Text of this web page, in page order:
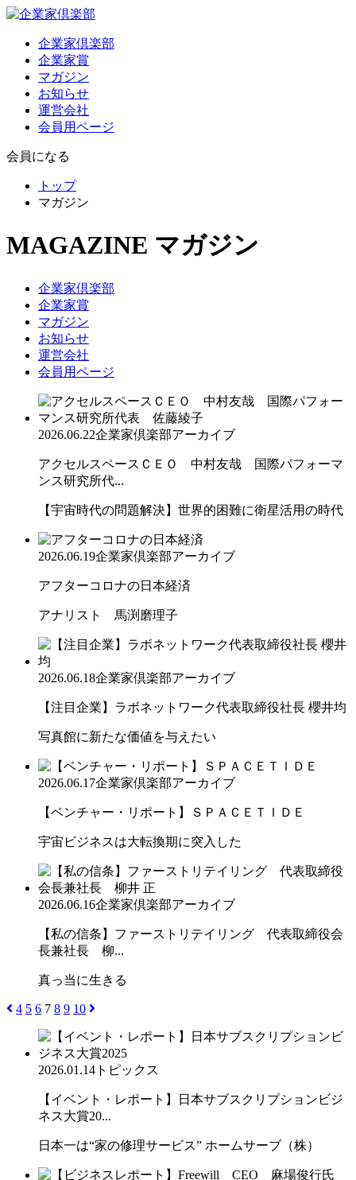
企業家倶楽部
企業家賞
マガジン
お知らせ
運営会社
会員用ページ
会員になる
トップ
マガジン
MAGAZINE マガジン
企業家倶楽部
企業家賞
マガジン
お知らせ
運営会社
会員用ページ
2026.06.22企業家倶楽部アーカイブ
アクセルスペースＣＥＯ 中村友哉 国際パフォーマ
ンス研究所代...
【宇宙時代の問題解決】世界的困難に衛星活用の時代
2026.06.19企業家倶楽部アーカイブ
アフターコロナの日本経済
アナリスト 馬渕磨理子
2026.06.18企業家倶楽部アーカイブ
【注目企業】ラボネットワーク代表取締役社長 櫻井均
写真館に新たな価値を与えたい
2026.06.17企業家倶楽部アーカイブ
【ベンチャー・リポート】ＳＰＡＣＥＴＩＤＥ
宇宙ビジネスは大転換期に突入した
2026.06.16企業家倶楽部アーカイブ
【私の信条】ファーストリテイリング 代表取締役会
長兼社長 柳...
真っ当に生きる
4 5 6 7 8 9 10
2026.01.14 トピックス
【イベント・レポート】日本サブスクリプションビジ
ネス大賞20...
日本一は“家の修理サービス” ホームサーブ（株）